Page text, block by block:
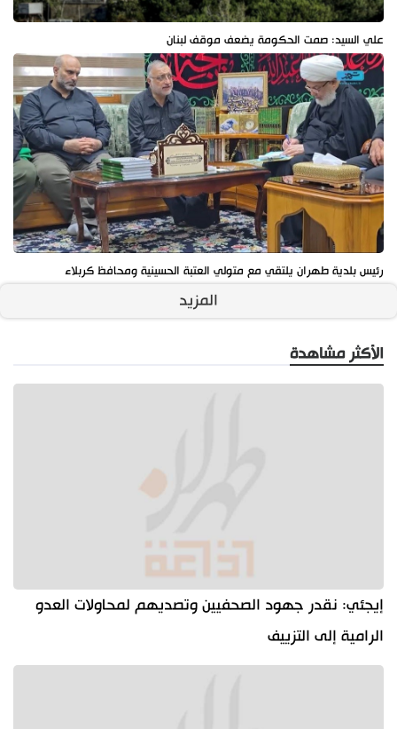
علي السيد: صمت الحكومة يضعف موقف لبنان
رئيس بلدية طهران يلتقي مع متولي العتبة الحسينية ومحافظ كربلاء
المزيد
الأكثر مشاهدة
إيجئي: نقدر جهود الصحفيين وتصديهم لمحاولات العدو
الرامية إلى التزييف